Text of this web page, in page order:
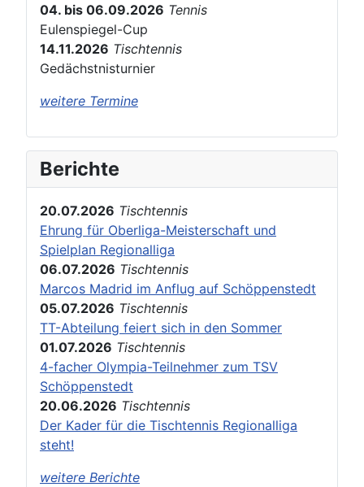
04. bis 06.09.2026 Tennis
Eulenspiegel-Cup
14.11.2026 Tischtennis
Gedächstnisturnier
weitere Termine
Berichte
20.07.2026 Tischtennis
Ehrung für Oberliga-Meisterschaft und
Spielplan Regionalliga
06.07.2026 Tischtennis
Marcos Madrid im Anflug auf Schöppenstedt
05.07.2026 Tischtennis
TT-Abteilung feiert sich in den Sommer
01.07.2026 Tischtennis
4-facher Olympia-Teilnehmer zum TSV
Schöppenstedt
20.06.2026 Tischtennis
Der Kader für die Tischtennis Regionalliga
steht!
weitere Berichte